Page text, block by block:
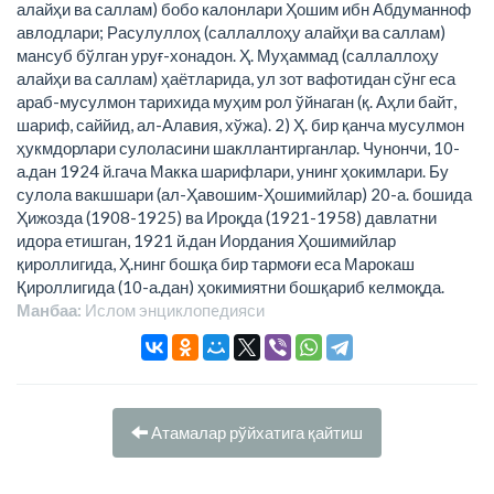
алайҳи ва саллам) бобо калонлари Ҳошим ибн Абдуманноф
авлодлари; Расулуллоҳ (саллаллоҳу алайҳи ва саллам)
мансуб бўлган уруғ-хонадон. Ҳ. Муҳаммад (саллаллоҳу
алайҳи ва саллам) ҳаётларида, ул зот вафотидан сўнг еса
араб-мусулмон тарихида муҳим рол ўйнаган (қ. Аҳли байт,
шариф, саййид, ал-Алавия, хўжа). 2) Ҳ. бир қанча мусулмон
ҳукмдорлари сулоласини шакллантирганлар. Чунончи, 10-
а.дан 1924 й.гача Макка шарифлари, унинг ҳокимлари. Бу
сулола вакшшари (ал-Ҳавошим-Ҳошимийлар) 20-а. бошида
Ҳижозда (1908-1925) ва Ироқда (1921-1958) давлатни
идора етишган, 1921 й.дан Иордания Ҳошимийлар
қироллигида, Ҳ.нинг бошқа бир тармоғи еса Марокаш
Қироллигида (10-а.дан) ҳокимиятни бошқариб келмоқда.
Манбаа: Ислом энциклопeдияси
Атамалар рўйхатига қайтиш